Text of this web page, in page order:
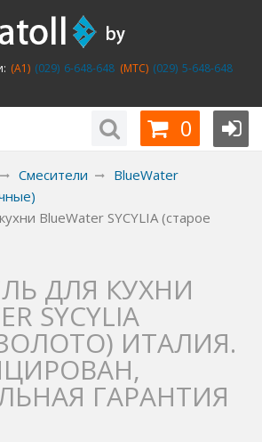
(A1)(029) 6-648-648 (MTC)(029) 5-648-648
0
Смесители
BlueWater
BlueWater SYCYLIA (старое
ДЛЯ КУХНИ
SYCYLIA
ИТАЛИЯ.
ГАРАНТИЯ